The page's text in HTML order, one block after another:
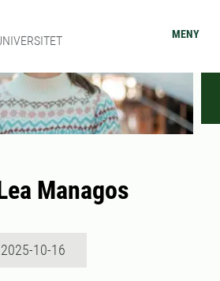
MENY
Managos
10-16